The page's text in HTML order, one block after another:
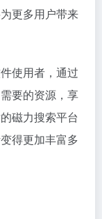
更多用户带来
使用者，通过
要的资源，享
磁力搜索平台
得更加丰富多